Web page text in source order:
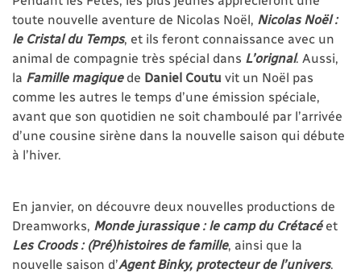
toute nouvelle aventure de Nicolas Noël, Nicolas Noël :
le Cristal du Temps, et ils feront connaissance avec un
animal de compagnie très spécial dans L’orignal. Aussi,
la Famille magiquede Daniel Coutu vit un Noël pas
comme les autres le temps d’une émission spéciale,
avant que son quotidien ne soit chamboulé par l’arrivée
d’une cousine sirène dans la nouvelle saison qui débute
à l’hiver.
En janvier, on découvre deux nouvelles productions de
Dreamworks, Monde jurassique : le camp du Crétacéet
Les Croods : (Pré)histoires de famille, ainsi que la
nouvelle saison d’Agent Binky, protecteur de l’univers.